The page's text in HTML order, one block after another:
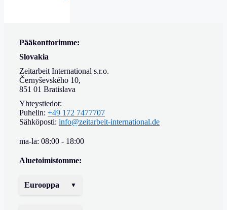
Pääkonttorimme:
Slovakia
Zeitarbeit International s.r.o.
Černyševského 10,
851 01 Bratislava
Yhteystiedot:
Puhelin: +49 172 7477707
Sähköposti: info@zeitarbeit-international.de
ma-la: 08:00 - 18:00
Aluetoimistomme:
Eurooppa